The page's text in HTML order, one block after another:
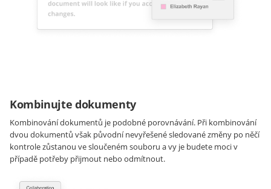
Kombinujte dokumenty
Kombinování dokumentů je podobné porovnávání. Při kombinování
dvou dokumentů však původní nevyřešené sledované změny po něčí
kontrole zůstanou ve sloučeném souboru a vy je budete moci v
případě potřeby přijmout nebo odmítnout.